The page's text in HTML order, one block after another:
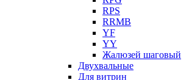
RPS
RRMB
YF
YY
Жалюзей шаговый
Двухвальные
Для витрин